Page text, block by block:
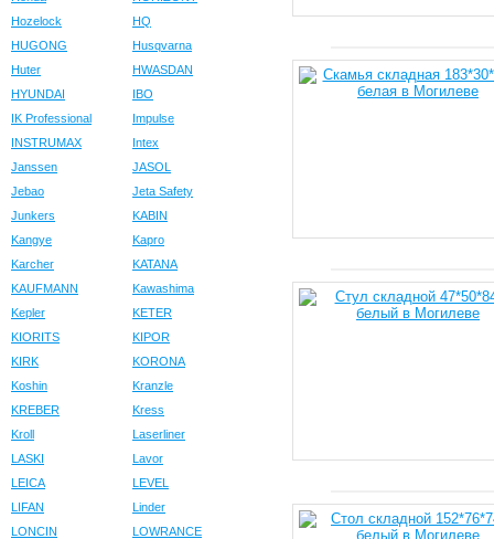
Hozelock
HQ
HUGONG
Husqvarna
Huter
HWASDAN
HYUNDAI
IBO
IK Professional
Impulse
INSTRUMAX
Intex
Janssen
JASOL
Jebao
Jeta Safety
Junkers
KABIN
Kangye
Kapro
Karcher
KATANA
KAUFMANN
Kawashima
Kepler
KETER
KIORITS
KIPOR
KIRK
KORONA
Koshin
Kranzle
KREBER
Kress
Kroll
Laserliner
LASKI
Lavor
LEICA
LEVEL
LIFAN
Linder
LONCIN
LOWRANCE